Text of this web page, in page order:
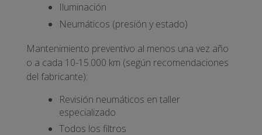
Iluminación
Neumáticos (presión y estado)
Mantenimiento preventivo al menos una vez año
o a cada 10-15.000 km (según recomendaciones
del fabricante):
Revisión neumáticos en taller
especializado
Todos los filtros